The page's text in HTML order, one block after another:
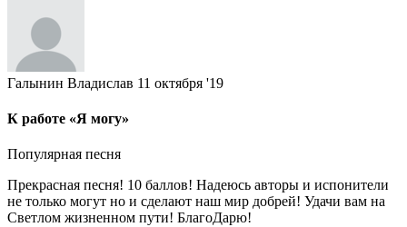
Галынин Владислав 11 октября '19
К работе «Я могу»
Популярная песня
Прекрасная песня! 10 баллов! Надеюсь авторы и испонители
не только могут но и сделают наш мир добрей! Удачи вам на
Светлом жизненном пути! БлагоДарю!